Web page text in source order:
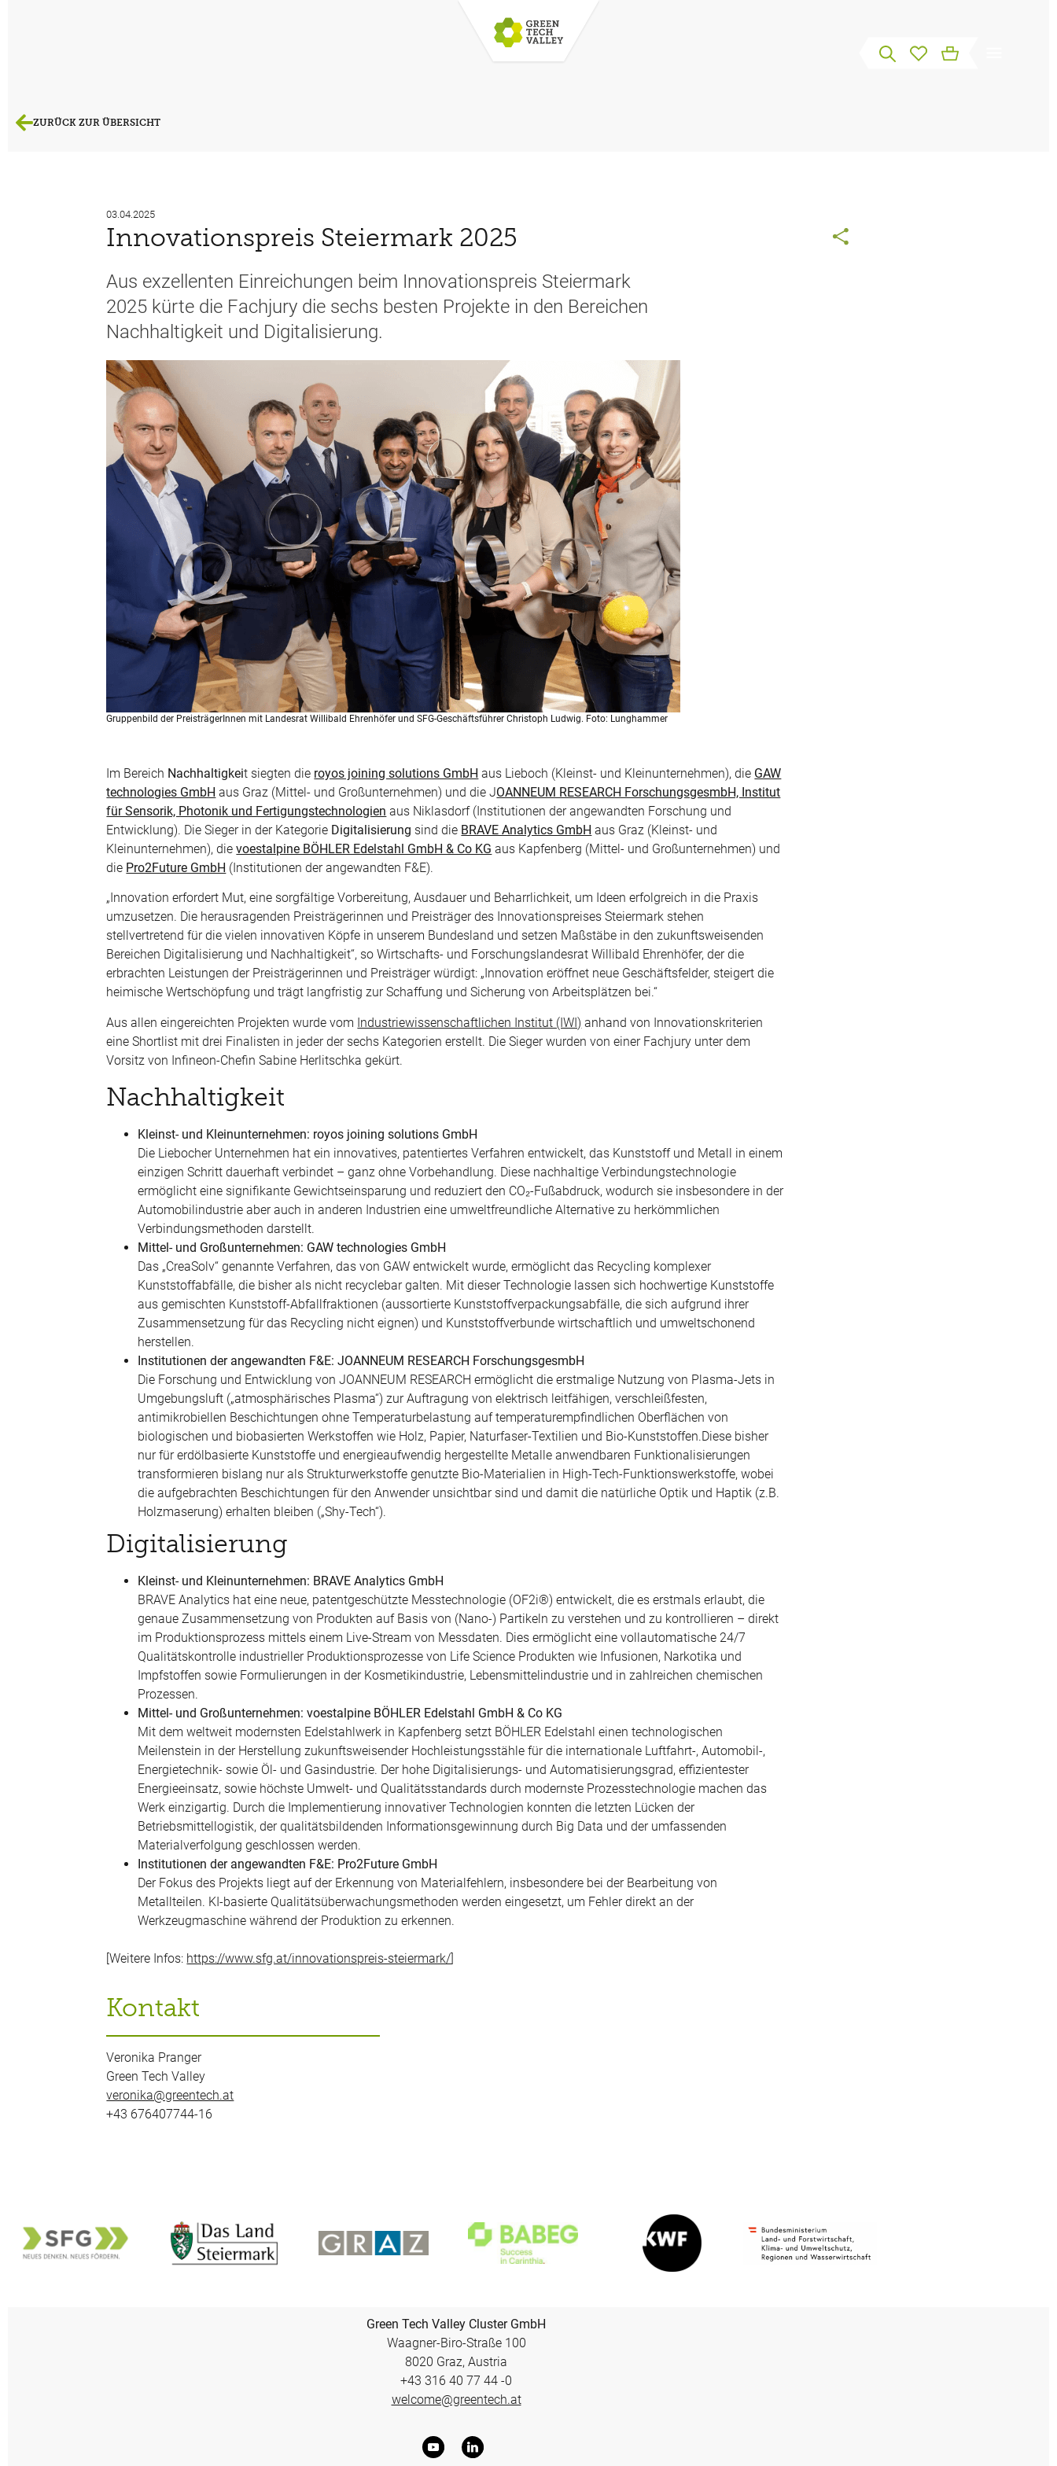
ZURÜCK ZUR ÜBERSICHT
03.04.2025
Innovationspreis Steiermark 2025
Aus exzellenten Einreichungen beim Innovationspreis Steiermark
2025 kürte die Fachjury die sechs besten Projekte in den Bereichen
Nachhaltigkeit und Digitalisierung.
Gruppenbild der PreisträgerInnen mit Landesrat Willibald Ehrenhöfer und SFG-Geschäftsführer Christoph Ludwig. Foto: Lunghammer
Im Bereich Nachhaltigkeit siegten die royos joining solutions GmbH aus Lieboch (Kleinst- und Kleinunternehmen), die GAW
technologies GmbH aus Graz (Mittel- und Großunternehmen) und die JOANNEUM RESEARCH ForschungsgesmbH, Institut
für Sensorik, Photonik und Fertigungstechnologien aus Niklasdorf (Institutionen der angewandten Forschung und
Entwicklung). Die Sieger in der Kategorie Digitalisierung sind die BRAVE Analytics GmbH aus Graz (Kleinst- und
Kleinunternehmen), dievoestalpine BÖHLER Edelstahl GmbH & Co KG aus Kapfenberg (Mittel- und Großunternehmen) und
die Pro2Future GmbH (Institutionen der angewandten F&E).
„Innovation erfordert Mut, eine sorgfältige Vorbereitung, Ausdauer und Beharrlichkeit, um Ideen erfolgreich in die Praxis
umzusetzen. Die herausragenden Preisträgerinnen und Preisträger des Innovationspreises Steiermark stehen
stellvertretend für die vielen innovativen Köpfe in unserem Bundesland und setzen Maßstäbe in den zukunftsweisenden
Bereichen Digitalisierung und Nachhaltigkeit“, so Wirtschafts- und Forschungslandesrat Willibald Ehrenhöfer, der die
erbrachten Leistungen der Preisträgerinnen und Preisträger würdigt: „Innovation eröffnet neue Geschäftsfelder, steigert die
heimische Wertschöpfung und trägt langfristig zur Schaffung und Sicherung von Arbeitsplätzen bei.“
Aus allen eingereichten Projekten wurde vom Industriewissenschaftlichen Institut (IWI) anhand von Innovationskriterien
eine Shortlist mit drei Finalisten in jeder der sechs Kategorien erstellt. Die Sieger wurden von einer Fachjury unter dem
Vorsitz von Infineon-Chefin Sabine Herlitschka gekürt.
Nachhaltigkeit
Kleinst- und Kleinunternehmen: royos joining solutions GmbH
Die Liebocher Unternehmen hat ein innovatives, patentiertes Verfahren entwickelt, das Kunststoff und Metall in einem
einzigen Schritt dauerhaft verbindet – ganz ohne Vorbehandlung. Diese nachhaltige Verbindungstechnologie
ermöglicht eine signifikante Gewichtseinsparung und reduziert den CO₂-Fußabdruck, wodurch sie insbesondere in der
Automobilindustrie aber auch in anderen Industrien eine umweltfreundliche Alternative zu herkömmlichen
Verbindungsmethoden darstellt.
Mittel- und Großunternehmen: GAW technologies GmbH
Das „CreaSolv“ genannte Verfahren, das von GAW entwickelt wurde, ermöglicht das Recycling komplexer
Kunststoffabfälle, die bisher als nicht recyclebar galten. Mit dieser Technologie lassen sich hochwertige Kunststoffe
aus gemischten Kunststoff-Abfallfraktionen (aussortierte Kunststoffverpackungsabfälle, die sich aufgrund ihrer
Zusammensetzung für das Recycling nicht eignen) und Kunststoffverbunde wirtschaftlich und umweltschonend
herstellen.
Institutionen der angewandten F&E: JOANNEUM RESEARCH ForschungsgesmbH
Die Forschung und Entwicklung von JOANNEUM RESEARCH ermöglicht die erstmalige Nutzung von Plasma-Jets in
Umgebungsluft („atmosphärisches Plasma“) zur Auftragung von elektrisch leitfähigen, verschleißfesten,
antimikrobiellen Beschichtungen ohne Temperaturbelastung auf temperaturempfindlichen Oberflächen von
biologischen und biobasierten Werkstoffen wie Holz, Papier, Naturfaser-Textilien und Bio-Kunststoffen.Diese bisher
nur für erdölbasierte Kunststoffe und energieaufwendig hergestellte Metalle anwendbaren Funktionalisierungen
transformieren bislang nur als Strukturwerkstoffe genutzte Bio-Materialien in High-Tech-Funktionswerkstoffe, wobei
die aufgebrachten Beschichtungen für den Anwender unsichtbar sind und damit die natürliche Optik und Haptik (z.B.
Holzmaserung) erhalten bleiben („Shy-Tech“).
Digitalisierung
Kleinst- und Kleinunternehmen: BRAVE Analytics GmbH
BRAVE Analytics hat eine neue, patentgeschützte Messtechnologie (OF2i®) entwickelt, die es erstmals erlaubt, die
genaue Zusammensetzung von Produkten auf Basis von (Nano-) Partikeln zu verstehen und zu kontrollieren – direkt
im Produktionsprozess mittels einem Live-Stream von Messdaten. Dies ermöglicht eine vollautomatische 24/7
Qualitätskontrolle industrieller Produktionsprozesse von Life Science Produkten wie Infusionen, Narkotika und
Impfstoffen sowie Formulierungen in der Kosmetikindustrie, Lebensmittelindustrie und in zahlreichen chemischen
Prozessen.
Mittel- und Großunternehmen: voestalpine BÖHLER Edelstahl GmbH & Co KG
Mit dem weltweit modernsten Edelstahlwerk in Kapfenberg setzt BÖHLER Edelstahl einen technologischen
Meilenstein in der Herstellung zukunftsweisender Hochleistungsstähle für die internationale Luftfahrt-, Automobil-,
Energietechnik- sowie Öl- und Gasindustrie. Der hohe Digitalisierungs- und Automatisierungsgrad, effizientester
Energieeinsatz, sowie höchste Umwelt- und Qualitätsstandards durch modernste Prozesstechnologie machen das
Werk einzigartig. Durch die Implementierung innovativer Technologien konnten die letzten Lücken der
Betriebsmittellogistik, der qualitätsbildenden Informationsgewinnung durch Big Data und der umfassenden
Materialverfolgung geschlossen werden.
Institutionen der angewandten F&E: Pro2Future GmbH
Der Fokus des Projekts liegt auf der Erkennung von Materialfehlern, insbesondere bei der Bearbeitung von
Metallteilen. KI-basierte Qualitätsüberwachungsmethoden werden eingesetzt, um Fehler direkt an der
Werkzeugmaschine während der Produktion zu erkennen.
[Weitere Infos: https://www.sfg.at/innovationspreis-steiermark/
Kontakt
Veronika Pranger
Green Tech Valley
veronika@greentech.at
+43 676407744-16
Green Tech Valley Cluster GmbH
Waagner-Biro-Straße 100
8020 Graz, Austria
+43 316 40 77 44 -0
welcome@greentech.at